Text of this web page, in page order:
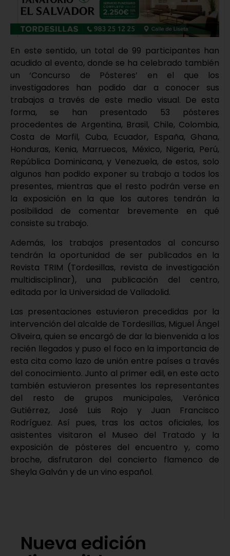
En este sentido, un total de 99 participantes han
acudido al evento, donde se ha celebrado también
un ‘Concurso de Pósteres’ en el que los
investigadores han podido dar a conocer sus
trabajos a través de este medio visual. De esta
forma, se han presentado 53 pósteres
procedentes de Argentina, Brasil, Chile, Colombia,
Costa de Marfil, Cuba, Ecuador, España, Ghana,
Honduras, Kenia, Marruecos, México, Nigeria, Perú,
República Dominicana, y Venezuela, de estos, solo
algunos han podido exponer su trabajo a todos los
presentes, mientras que el resto podrán verse en
la exposición en la que los autores tendrán la
posibilidad de comentar brevemente en qué
consiste su trabajo.
Además, los trabajos presentados al concurso
tendrán la oportunidad de ser publicados en la
Revista TRIM (Tordesillas, revista de investigación
multidisciplinar), una publicación del centro,
editada por la Universidad de Valladolid.
Las presentaciones estuvieron precedidas por la
intervención del alcalde de Tordesillas, Miguel Ángel
Oliveira, quien se encargó de dar la bienvenida a los
recién llegados y puso el foco en la importancia de
esta cita como lazo de unión entre países a través
del conocimiento. Junto al primer edil, en este acto
también estuvieron presentes los representantes
del resto de grupos municipales, Verónica
Gutiérrez, José Luis Rojo y Juan Francisco
Rodríguez. Así pues, tras los actos oficiales, los
asistentes visitaron el Museo del Tratado y la
exposición de pósteres del encuentro y, como
broche, disfrutaron del concierto flamenco de
Sheyla Galván y de un vino español.
Nueva edición